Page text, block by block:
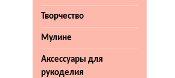
Творчество
Мулине
Аксессуары для
рукоделия